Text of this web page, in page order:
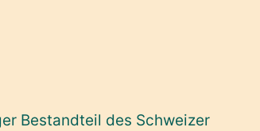
Bestandteil des Schweizer